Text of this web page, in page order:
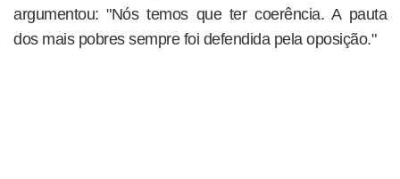
argumentou: "Nós temos que ter coerência. A pauta
dos mais pobres sempre foi defendida pela oposição."